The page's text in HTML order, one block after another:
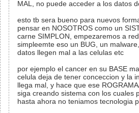
MAL, no puede acceder a los datos
esto tb sera bueno para nuevos
pensar en NOSOTROS como un
carne SIMPLON, empezaremos a
simpleemte eso un BUG, un
datos llegen mal a las celulas etc
por ejemplo el cancer en su BASE
celula deja de tener conceccion y la
llega mal, y hace que ese
siga creando sistema con los cuales
hasta ahora no teniamos tecnologia